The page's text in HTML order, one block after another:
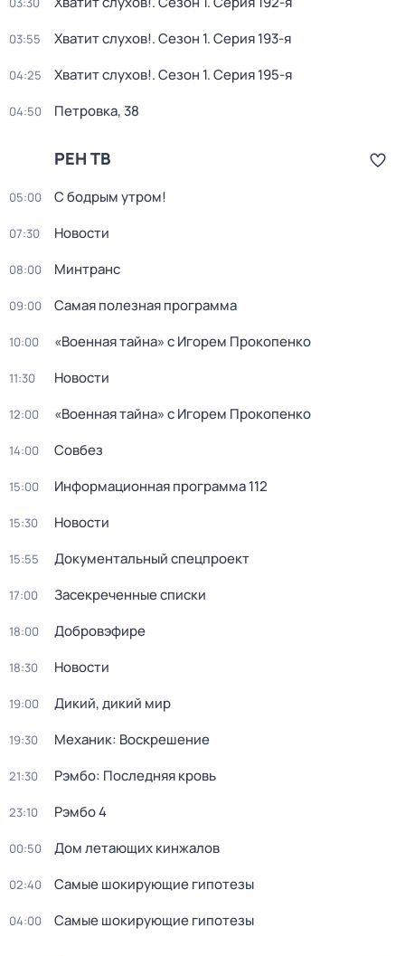
03:55 Хватит слухов!. Сезон 1. Серия 193-я
04:25 Хватит слухов!. Сезон 1. Серия 195-я
04:50 Петровка, 38
РЕН ТВ
05:00 С бодрым утром!
07:30 Новости
08:00 Минтранс
09:00 Самая полезная программа
10:00 «Военная тайна» с Игорем Прокопенко
11:30 Новости
12:00 «Военная тайна» с Игорем Прокопенко
14:00 Совбез
15:00 Информационная программа 112
15:30 Новости
15:55 Документальный спецпроект
17:00 Зaceкрeченные списки
18:00 Добровэфире
18:30 Новости
19:00 Дикий, дикий мир
19:30 Механик: Воскрешение
21:30 Рэмбо: Последняя кровь
23:10 Рэмбо 4
00:50 Дом летающих кинжалов
02:40 Самые шoкиpующие гипотезы
04:00 Самые шoкиpующие гипотезы